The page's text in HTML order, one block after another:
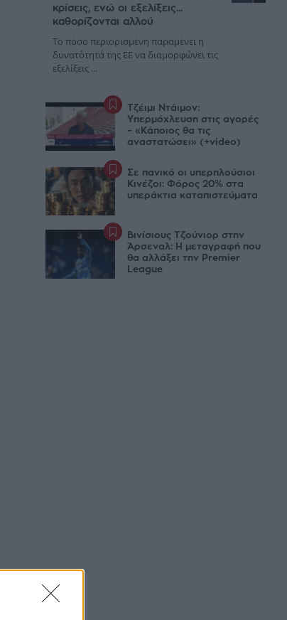
κρίσεις, ενώ οι εξελίξεις...
καθορίζονται αλλού
Το πόσο περιορισμένη παραμένει η
δυνατότητά της ΕΕ να διαμορφώνει τις
εξελίξεις ...
Τζέιμι Ντάιμον:
Υπερμόχλευση στις αγορές
– «Κάποιος θα τις
αναστατώσει» (+video)
Σε πανικό οι υπερπλούσιοι
Κινέζοι: Φόρος 20% στα
υπεράκτια καταπιστεύματα
Βινίσιους Τζούνιορ στην
Άρσεναλ: Η μεταγραφή που
θα αλλάξει την Premier
League